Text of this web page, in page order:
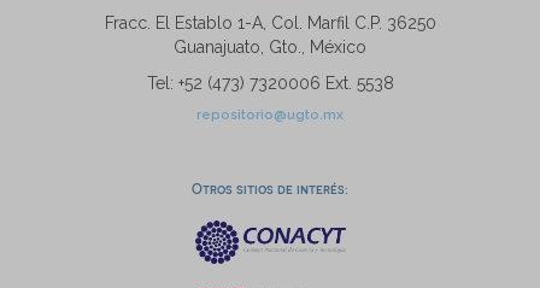
Fracc. El Establo 1-A, Col. Marfil C.P. 36250
Guanajuato, Gto., México
Tel: +52 (473) 7320006 Ext. 5538
repositorio@ugto.mx
Otros sitios de interés: